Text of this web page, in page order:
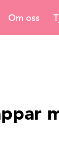
Om oss